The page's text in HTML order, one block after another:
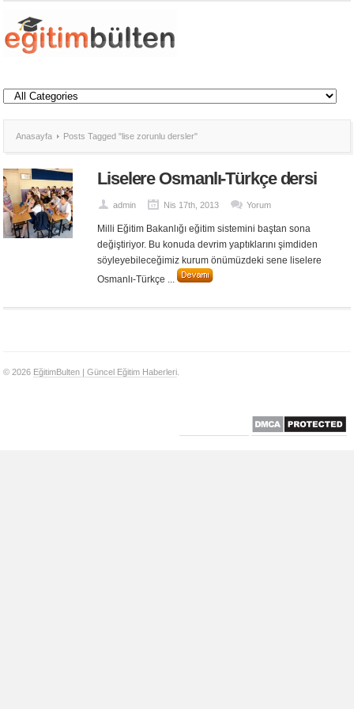
Anasayfa Posts Tagged "lise zorunlu dersler"
Liselere Osmanlı-Türkçe dersi
admin Nis 17th, 2013 Yorum
Milli Eğitim Bakanlığı eğitim sistemini baştan sona
değiştiriyor. Bu konuda devrim yaptıklarını şimdiden
söyleyebileceğimiz kurum önümüzdeki sene liselere
Osmanlı-Türkçe ...
© 2026 EğitimBulten | Güncel Eğitim Haberleri